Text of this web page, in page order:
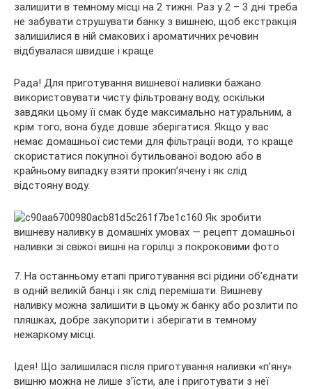
залишити в темному місці на 2 тижні. Раз у 2 – 3 дні треба
не забувати струшувати банку з вишнею, щоб екстракція
залишилися в ній смакових і ароматичних речовин
відбувалася швидше і краще.
Рада! Для приготування вишневої наливки бажано
використовувати чисту фільтровану воду, оскільки
завдяки цьому її смак буде максимально натуральним, а
крім того, вона буде довше зберігатися. Якщо у вас
немає домашньої системи для фільтрації води, то краще
скористатися покупної бутильованої водою або в
крайньому випадку взяти прокип’ячену і як слід
відстояну воду.
7. На останньому етапі приготування всі рідини об’єднати
в одній великій банці і як слід перемішати. Вишневу
наливку можна залишити в цьому ж банку або розлити по
пляшках, добре закупорити і зберігати в темному
нежаркому місці.
Ідея! Що залишилася після приготування наливки «п’яну»
вишню можна не лише з’їсти, але і приготувати з неї